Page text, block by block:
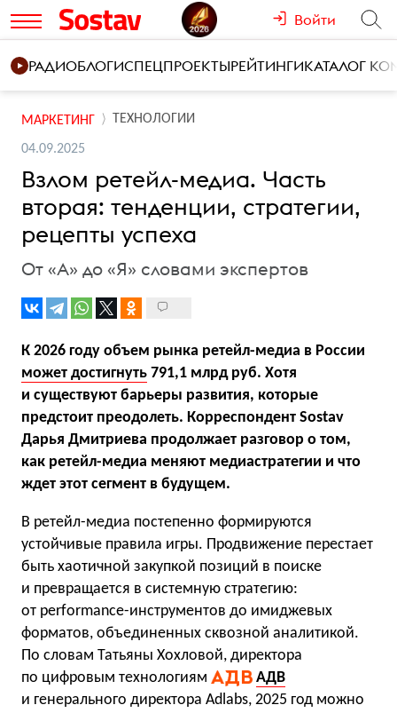
Войти
РАДИОБЛОГИСПЕЦПРОЕКТЫРЕЙТИНГИКАТАЛОГ
МАРКЕТИНГ ТЕХНОЛОГИИ
04.09.2025
Взлом ретейл-медиа. Часть
вторая: тенденции, стратегии,
рецепты успеха
От «А» до «Я» словами экспертов
К 2026 году объем рынка ретейл-медиа в России
может достигнуть 791,1 млрд руб. Хотя
и существуют барьеры развития, которые
предстоит преодолеть. Корреспондент Sostav
Дарья Дмитриева продолжает разговор о том,
как ретейл-медиа меняют медиастратегии и что
ждет этот сегмент в будущем.
В ретейл-медиа постепенно формируются
устойчивые правила игры. Продвижение перестает
быть хаотичной закупкой позиций в поиске
и превращается в системную стратегию:
от performance-инструментов до имиджевых
форматов, объединенных сквозной аналитикой.
По словам Татьяны Хохловой, директора
по цифровым технологиям
АДВ
и генерального директора Adlabs, 2025 год можно